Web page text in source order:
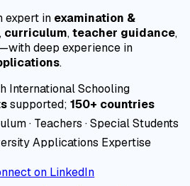
expert in examination &
, curriculum, teacher guidance,
deep experience in
.
International Schooling
supported;150+ countries
· Teachers · Special Students
Applications Expertise
on LinkedIn